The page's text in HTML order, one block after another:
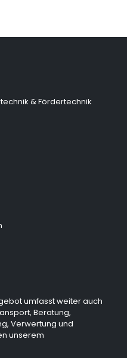
& Fördertechnik
umfasst weiter auch
Beratung,
Verwertung und
unserem